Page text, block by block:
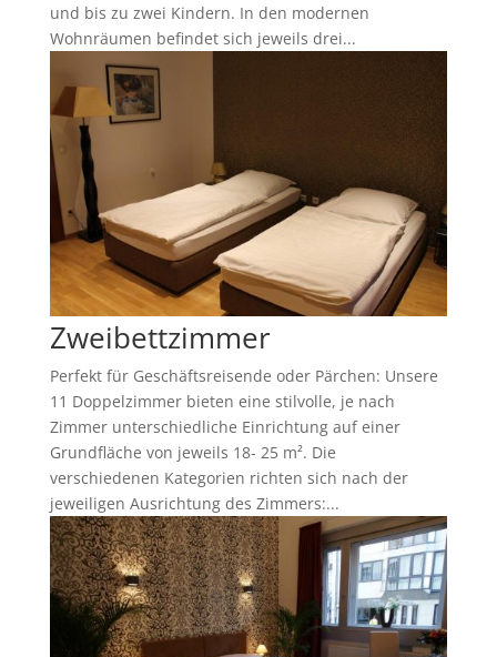
und bis zu zwei Kindern. In den modernen
Wohnräumen befindet sich jeweils drei...
Zweibettzimmer
Perfekt für Geschäftsreisende oder Pärchen: Unsere
11 Doppelzimmer bieten eine stilvolle, je nach
Zimmer unterschiedliche Einrichtung auf einer
Grundfläche von jeweils 18- 25 m². Die
verschiedenen Kategorien richten sich nach der
jeweiligen Ausrichtung des Zimmers:...